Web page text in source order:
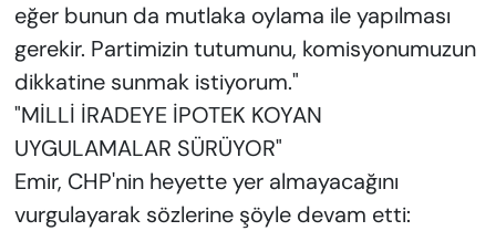
eğer bunun da mutlaka oylama ile yapılması
gerekir. Partimizin tutumunu, komisyonumuzun
dikkatine sunmak istiyorum."
"MİLLİ İRADEYE İPOTEK KOYAN
UYGULAMALAR SÜRÜYOR"
Emir, CHP'nin heyette yer almayacağını
vurgulayarak sözlerine şöyle devam etti: